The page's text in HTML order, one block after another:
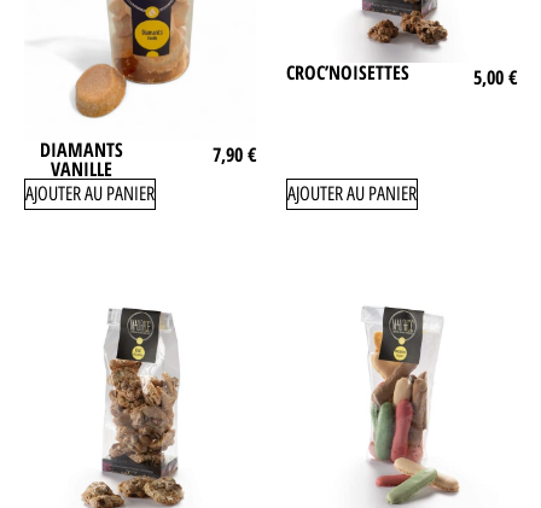
DIAMANTS
VANILLE
7,90€
AJOUTER AU PANIER
CROC’NOISETTES 5,00€
AJOUTER AU PANIER